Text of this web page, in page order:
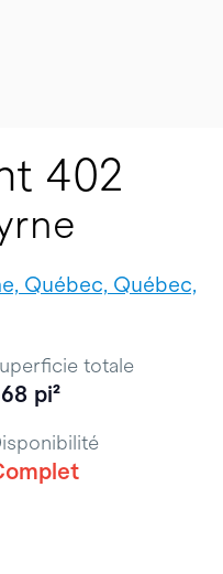
402
Québec, Québec,
totale
pi²